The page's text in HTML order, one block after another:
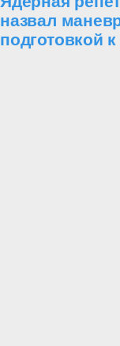
назвал
подготовкой